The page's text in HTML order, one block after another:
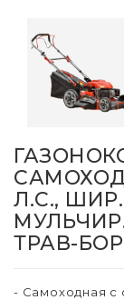
Л.С.,
ТРАВ-
- Самоходная с